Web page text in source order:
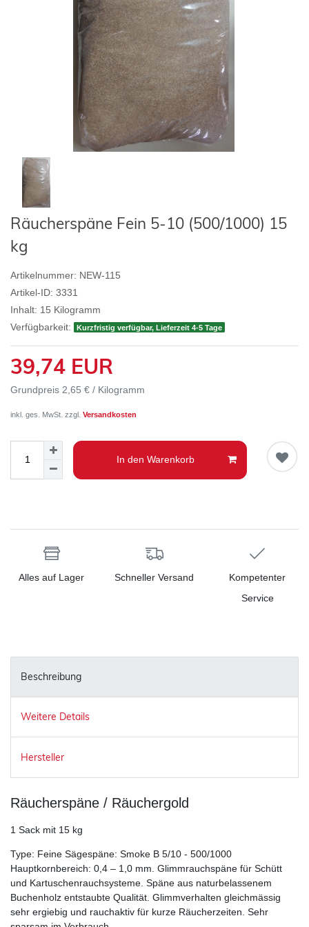
Räucherspäne Fein 5-10 (500/1000) 15
kg
Artikelnummer: NEW-115
Artikel-ID: 3331
Inhalt: 15 Kilogramm
Verfügbarkeit:
Kurzfristig verfügbar, Lieferzeit 4-5 Tage
39,74 EUR
Grundpreis 2,65 € / Kilogramm
inkl. ges. MwSt. zzgl. Versandkosten
In den Warenkorb
Alles auf Lager Schneller Versand
Kompetenter
Service
Beschreibung
Weitere Details
Hersteller
Räucherspäne / Räuchergold
1 Sack mit 15 kg
Type: Feine Sägespäne: Smoke B 5/10 - 500/1000
Hauptkornbereich: 0,4 – 1,0 mm. Glimmrauchspäne für Schütt
und Kartuschenrauchsysteme. Späne aus naturbelassenem
Buchenholz entstaubte Qualität. Glimmverhalten gleichmässig
sehr ergiebig und rauchaktiv für kurze Räucherzeiten. Sehr